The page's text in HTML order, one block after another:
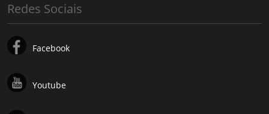
Redes Sociais
Facebook
Youtube